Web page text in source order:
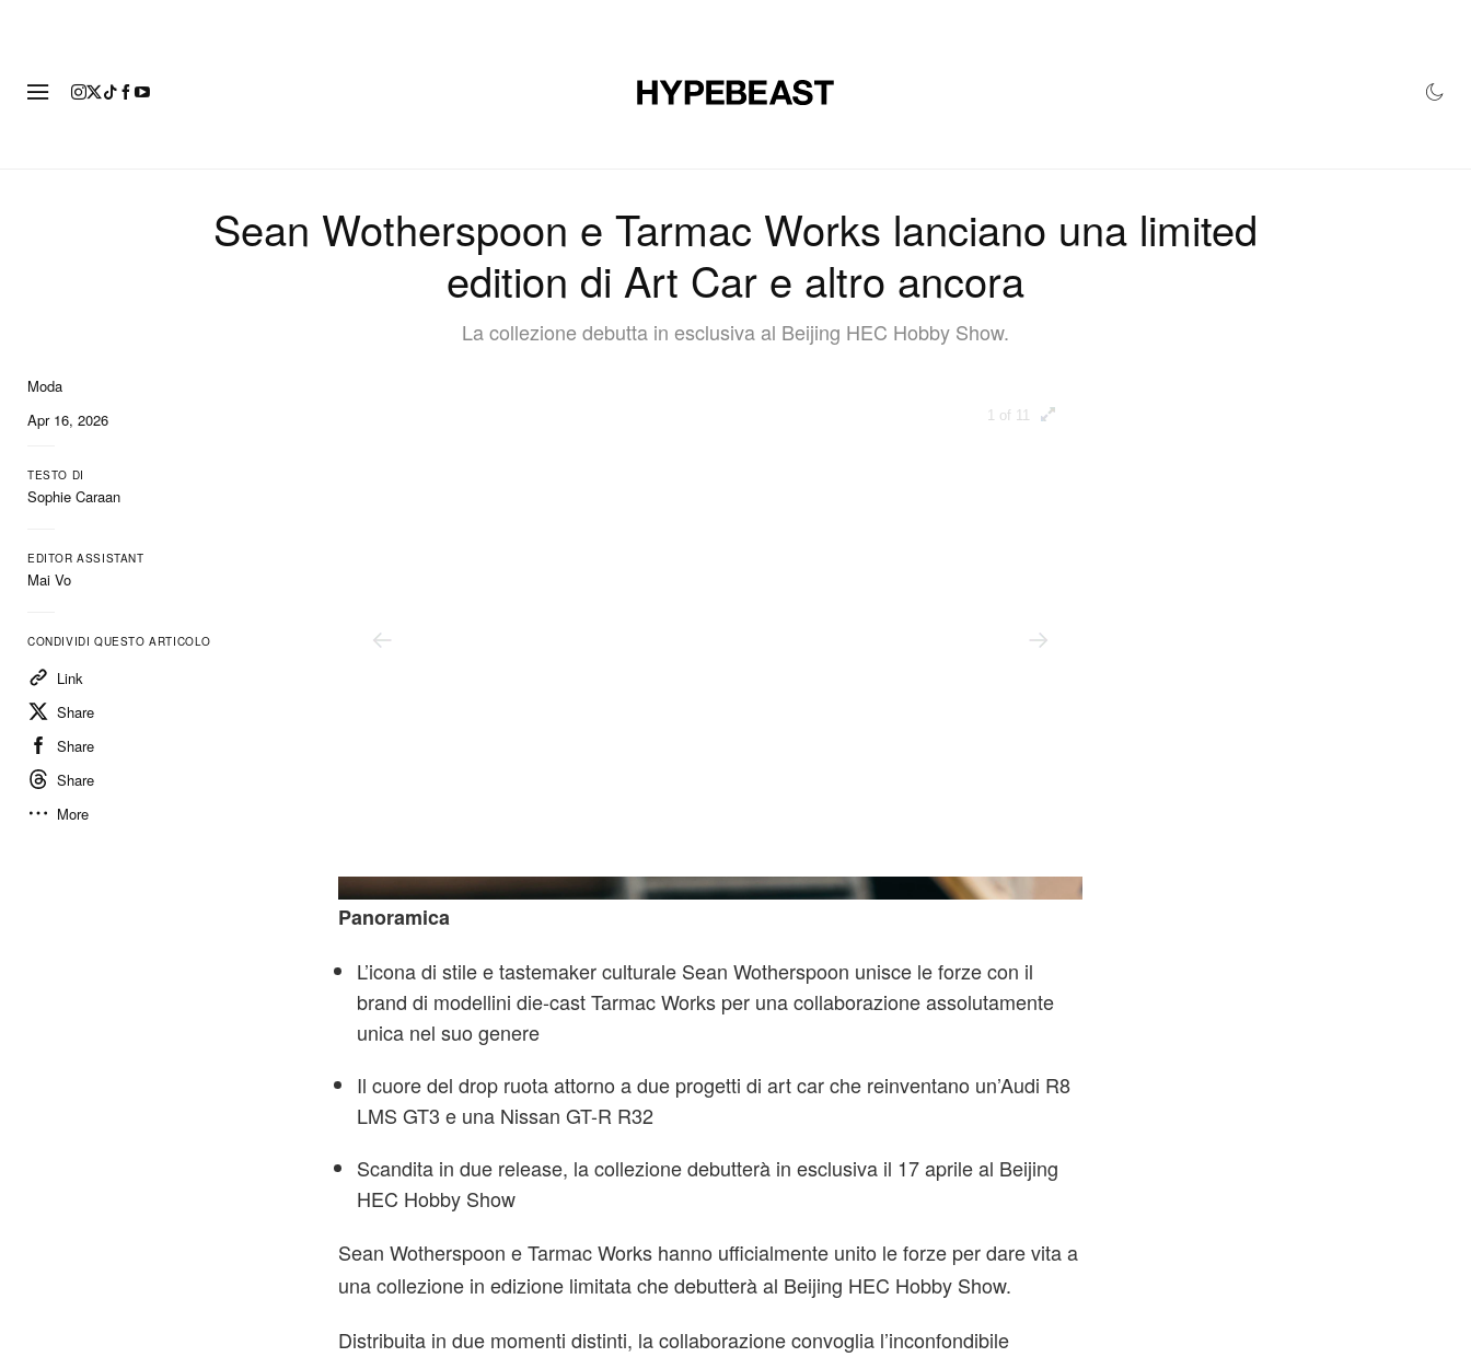
Sean Wotherspoon e Tarmac Works lanciano una limited
edition di Art Car e altro ancora
La collezione debutta in esclusiva al Beijing HEC Hobby Show.
Moda
Apr 16, 2026
TESTO DI
Sophie Caraan
EDITOR ASSISTANT
Mai Vo
CONDIVIDI QUESTO ARTICOLO
Link
Share
Share
Share
More
1 of 11
Tarmac Works
Tarmac Works
Panoramica
L’icona di stile e tastemaker culturale Sean Wotherspoon unisce le forze con il
brand di modellini die-cast Tarmac Works per una collaborazione assolutamente
unica nel suo genere
Il cuore del drop ruota attorno a due progetti di art car che reinventano un’Audi R8
LMS GT3 e una Nissan GT-R R32
Scandita in due release, la collezione debutterà in esclusiva il 17 aprile al Beijing
HEC Hobby Show
Sean Wotherspoon e Tarmac Works hanno ufficialmente unito le forze per dare vita a
una collezione in edizione limitata che debutterà al Beijing HEC Hobby Show.
Distribuita in due momenti distinti, la collaborazione convoglia l’inconfondibile